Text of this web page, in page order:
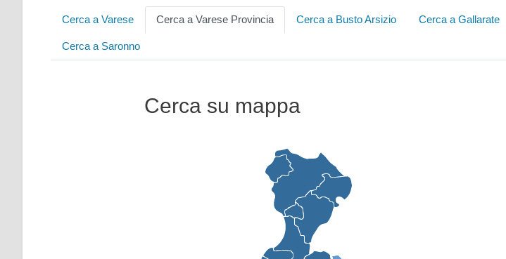
Cerca a Varese Cerca a Varese Provincia Cerca a Busto Arsizio Cerca a Gallarate
Cerca a Saronno
Cerca su mappa